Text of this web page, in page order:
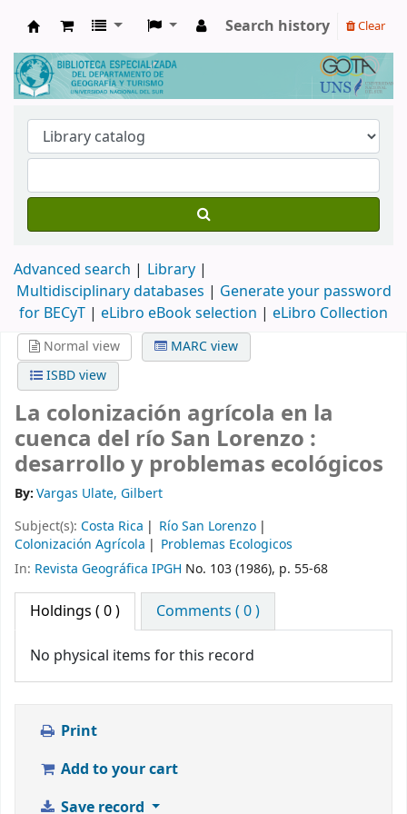
Biblioteca de Geografía y Turismo
Search history Clear
Advanced search
Library
Multidisciplinary databases | Generate your password
for BECyT | eLibro eBook selection | eLibro Collection
Normal view
MARC view
ISBD view
La colonización agrícola en la
cuenca del río San Lorenzo :
desarrollo y problemas ecológicos
By:Vargas Ulate, Gilbert
Subject(s): Costa Rica
Río San Lorenzo
Colonización Agrícola
Problemas Ecologicos
In: Revista Geográfica IPGH No. 103 (1986), p. 55-68
Holdings ( 0 ) Comments ( 0 )
No physical items for this record
Print
Add to your cart
Save record